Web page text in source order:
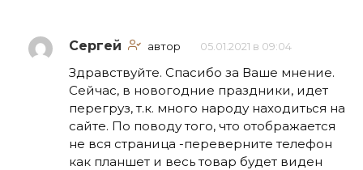
Сергей автор 05.01.2021 в 09:04
Здравствуйте. Спасибо за Ваше мнение.
Сейчас, в новогодние праздники, идет
перегруз, т.к. много народу находиться на
сайте. По поводу того, что отображается
не вся страница -переверните телефон
как планшет и весь товар будет виден